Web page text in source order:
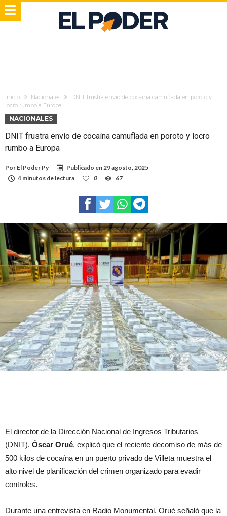
Inicio Nacionales
DNIT frustra envío de cocaína camuflada en poroto y
locro rumbo a Europa
NACIONALES
DNIT frustra envío de cocaína camuflada en poroto y locro
rumbo a Europa
Por El Poder Py Publicado en29 agosto, 2025
4 minutos de lectura
0 67
El director de la Dirección Nacional de Ingresos Tributarios
(DNIT), Óscar Orué, explicó que el reciente decomiso de más de
500 kilos de cocaína en un puerto privado de Villeta muestra el
alto nivel de planificación del crimen organizado para evadir
controles.
Durante una entrevista en Radio Monumental, Orué señaló que la